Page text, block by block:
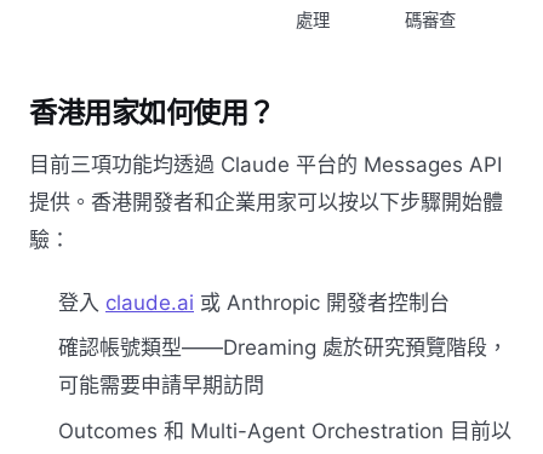
處理
碼審查
香港用家如何使用？
目前三項功能均透過 Claude 平台的 Messages API
提供。香港開發者和企業用家可以按以下步驟開始體
驗：
登入 claude.ai 或 Anthropic 開發者控制台
確認帳號類型——Dreaming 處於研究預覽階段，
可能需要申請早期訪問
Outcomes 和 Multi-Agent Orchestration 目前以